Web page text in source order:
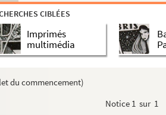
CIBLÉES
Imprimés
multimédia
du commencement)
Notice 1 sur 1
pendant les quatre derniers mois de
Annus iste primus est secundi saeculi